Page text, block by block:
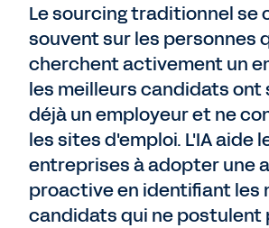
Le sourcing traditionnel se
souvent sur les personnes
cherchent activement un
les meilleurs candidats ont
déjà un employeur et ne
les sites d'emploi. L'IA aide
entreprises à adopter une
proactive en identifiant les
candidats qui ne postulent